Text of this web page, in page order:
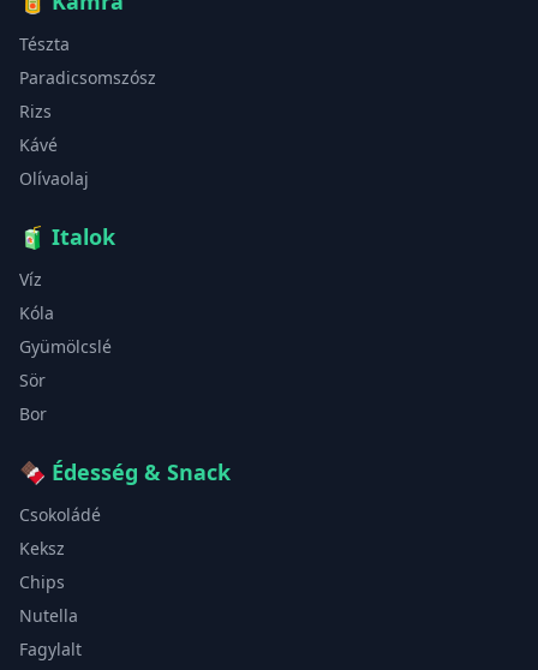
Tészta
Paradicsomszósz
Rizs
Kávé
Olívaolaj
🧃 Italok
Víz
Kóla
Gyümölcslé
Sör
Bor
🍫 Édesség & Snack
Csokoládé
Keksz
Chips
Nutella
Fagylalt